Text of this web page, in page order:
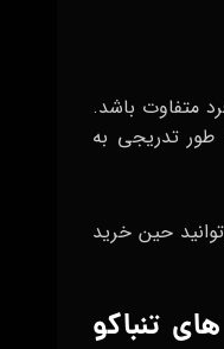
متفاوت باشد.
طور تدریجی به
حین خرید
تنباکو